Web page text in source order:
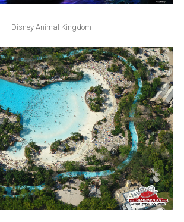
Disney Animal Kingdom